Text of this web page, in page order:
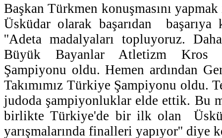
Başkan Türkmen konuşmasını
Üsküdar olarak başarıdan başarıya
''Adeta madalyaları topluyoruz.
Büyük Bayanlar Atletizm Kros
Şampiyonu oldu. Hemen ardından
Takımımız Türkiye Şampiyonu oldu.
judoda şampiyonluklar elde ettik. Bu
birlikte Türkiye'de bir ilk olan
yarışmalarında finalleri yapıyor'' diye